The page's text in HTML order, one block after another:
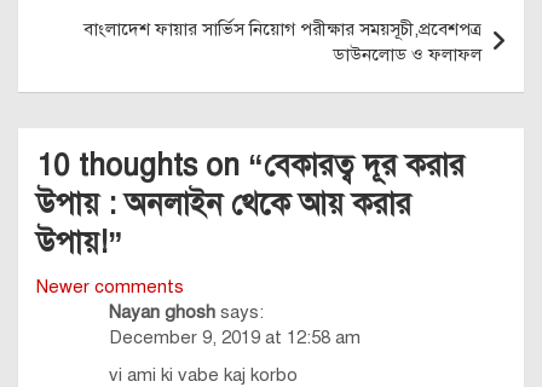
বাংলাদেশ ফায়ার সার্ভিস নিয়োগ পরীক্ষার সময়সূচী,প্রবেশপত্র
ডাউনলোড ও ফলাফল
10 thoughts on “বেকারত্ব দূর করার
উপায় : অনলাইন থেকে আয় করার
উপায়!”
Comments
navigation
Newer comments
Nayan ghosh says:
December 9, 2019 at 12:58 am
vi ami ki vabe kaj korbo